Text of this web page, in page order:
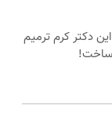
برای اولین بار در ایران🇮🇷 این دکتر کرم ترمیم